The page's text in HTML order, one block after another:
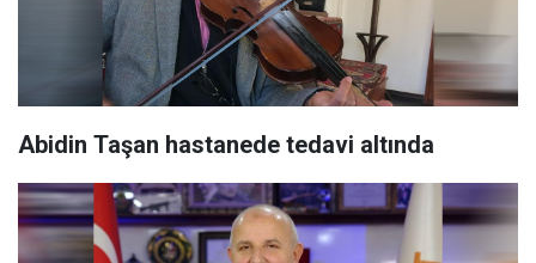
Abidin Taşan hastanede tedavi altında